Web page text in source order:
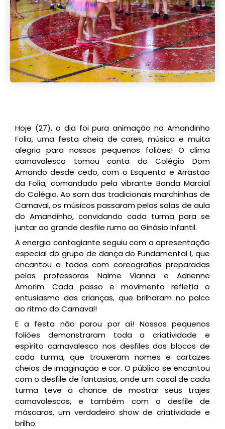
Hoje (27), o dia foi pura animação no Amandinho
Folia, uma festa cheia de cores, música e muita
alegria para nossos pequenos foliões! O clima
carnavalesco tomou conta do Colégio Dom
Amando desde cedo, com o Esquenta e Arrastão
da Folia, comandado pela vibrante Banda Marcial
do Colégio. Ao som das tradicionais marchinhas de
Carnaval, os músicos passaram pelas salas de aula
do Amandinho, convidando cada turma para se
juntar ao grande desfile rumo ao Ginásio Infantil.
A energia contagiante seguiu com a apresentação
especial do grupo de dança do Fundamental I, que
encantou a todos com coreografias preparadas
pelas professoras Nalme Vianna e Adrienne
Amorim. Cada passo e movimento refletia o
entusiasmo das crianças, que brilharam no palco
ao ritmo do Carnaval!
E a festa não parou por aí! Nossos pequenos
foliões demonstraram toda a criatividade e
espírito carnavalesco nos desfiles dos blocos de
cada turma, que trouxeram nomes e cartazes
cheios de imaginação e cor. O público se encantou
com o desfile de fantasias, onde um casal de cada
turma teve a chance de mostrar seus trajes
carnavalescos, e também com o desfile de
máscaras, um verdadeiro show de criatividade e
brilho.